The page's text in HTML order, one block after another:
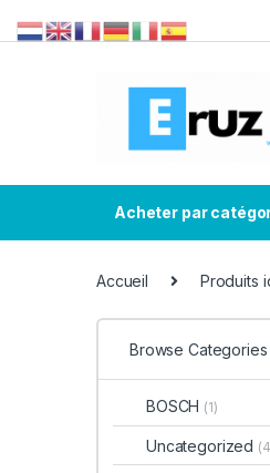
Acheter par
Accueil Produits
Browse Categories
BOSCH (1)
Uncategorized